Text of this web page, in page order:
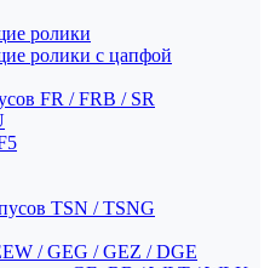
ролики
ролики с цапфой
FR / FRB / SR
TSN / TSNG
/ GEG / GEZ / DGE